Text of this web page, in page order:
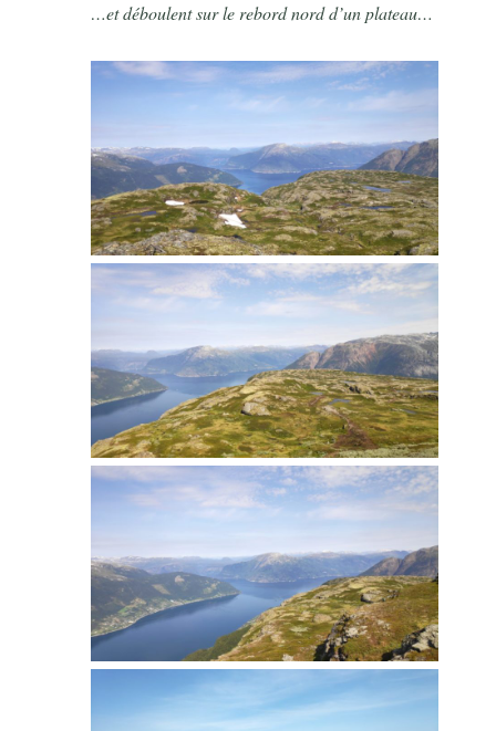
…et déboulent sur le rebord nord d’un plateau…